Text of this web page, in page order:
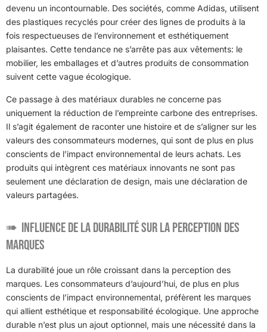
devenu un incontournable. Des sociétés, comme Adidas, utilisent
des plastiques recyclés pour créer des lignes de produits à la
fois respectueuses de l’environnement et esthétiquement
plaisantes. Cette tendance ne s’arrête pas aux vêtements: le
mobilier, les emballages et d’autres produits de consommation
suivent cette vague écologique.
Ce passage à des matériaux durables ne concerne pas
uniquement la réduction de l’empreinte carbone des entreprises.
Il s’agit également de raconter une histoire et de s’aligner sur les
valeurs des consommateurs modernes, qui sont de plus en plus
conscients de l’impact environnemental de leurs achats. Les
produits qui intègrent ces matériaux innovants ne sont pas
seulement une déclaration de design, mais une déclaration de
valeurs partagées.
Influence de la Durabilité sur la Perception des
Marques
La durabilité joue un rôle croissant dans la perception des
marques. Les consommateurs d’aujourd’hui, de plus en plus
conscients de l’impact environnemental, préfèrent les marques
qui allient esthétique et responsabilité écologique. Une approche
durable n’est plus un ajout optionnel, mais une nécessité dans la